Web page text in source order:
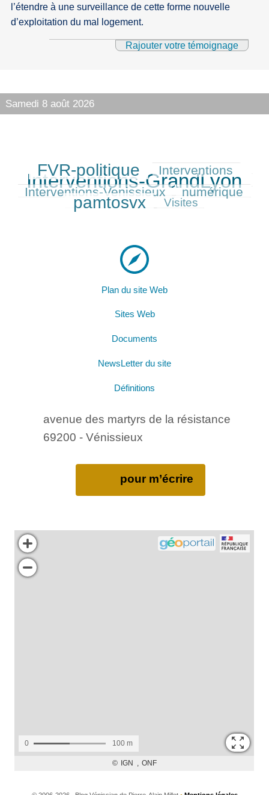
l’étendre à une surveillance de cette forme nouvelle
d’exploitation du mal logement.
Rajouter votre témoignage
Samedi 8 août 2026
416/550FVR-politique
200/550 Interventions
550/550
Interventions-GrandLyon
193/550
Interventions-Venissieux
222/550 numérique
403/550
pamtosvx Visites
Plan du site Web
Sites Web
Documents
NewsLetter du site
Définitions
avenue des martyrs de la résistance
69200 - Vénissieux
pour m’écrire